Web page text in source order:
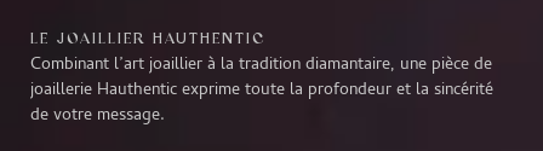
LE JOAILLIER HAUTHENTIC
Combinant l’art joaillier à la tradition diamantaire, une pièce de
joaillerie Hauthentic exprime toute la profondeur et la sincérité
de votre message.